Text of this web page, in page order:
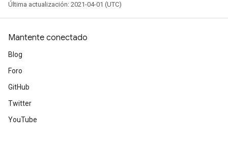
Última actualización: 2021-04-01 (UTC)
Mantente conectado
Blog
Foro
GitHub
Twitter
YouTube